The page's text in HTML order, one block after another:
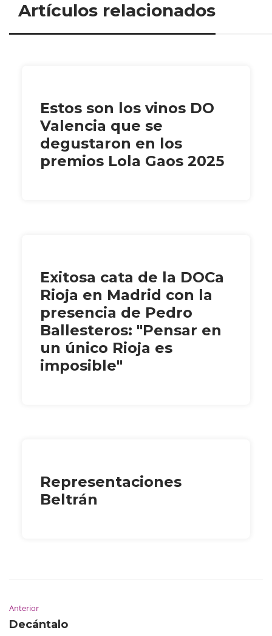
Artículos relacionados
Estos son los vinos DO
Valencia que se
degustaron en los
premios Lola Gaos 2025
Exitosa cata de la DOCa
Rioja en Madrid con la
presencia de Pedro
Ballesteros: "Pensar en
un único Rioja es
imposible"
Representaciones
Beltrán
Anterior
Decántalo